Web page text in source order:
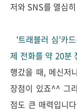
저와 SNS를 열심
'트래블러 심'카
제 전화를 약 20분
행갔을 때, 메신저
장점이 있죠^^ 그
점도 큰 매력입니